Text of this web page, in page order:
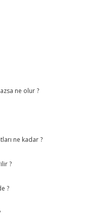
ne olur ?
ne kadar ?
?
?